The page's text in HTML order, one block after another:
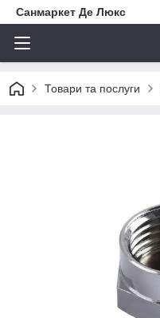
Санмаркет Де Люкс
Товари та послуги